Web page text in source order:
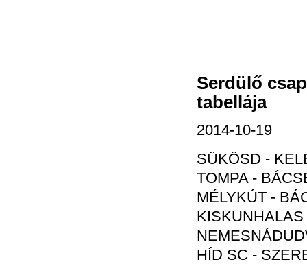
Serdülő
tabellája
2014-10-19
SÜKÖSD -
TOMPA -
MÉLYKÚT -
HÍD SC -